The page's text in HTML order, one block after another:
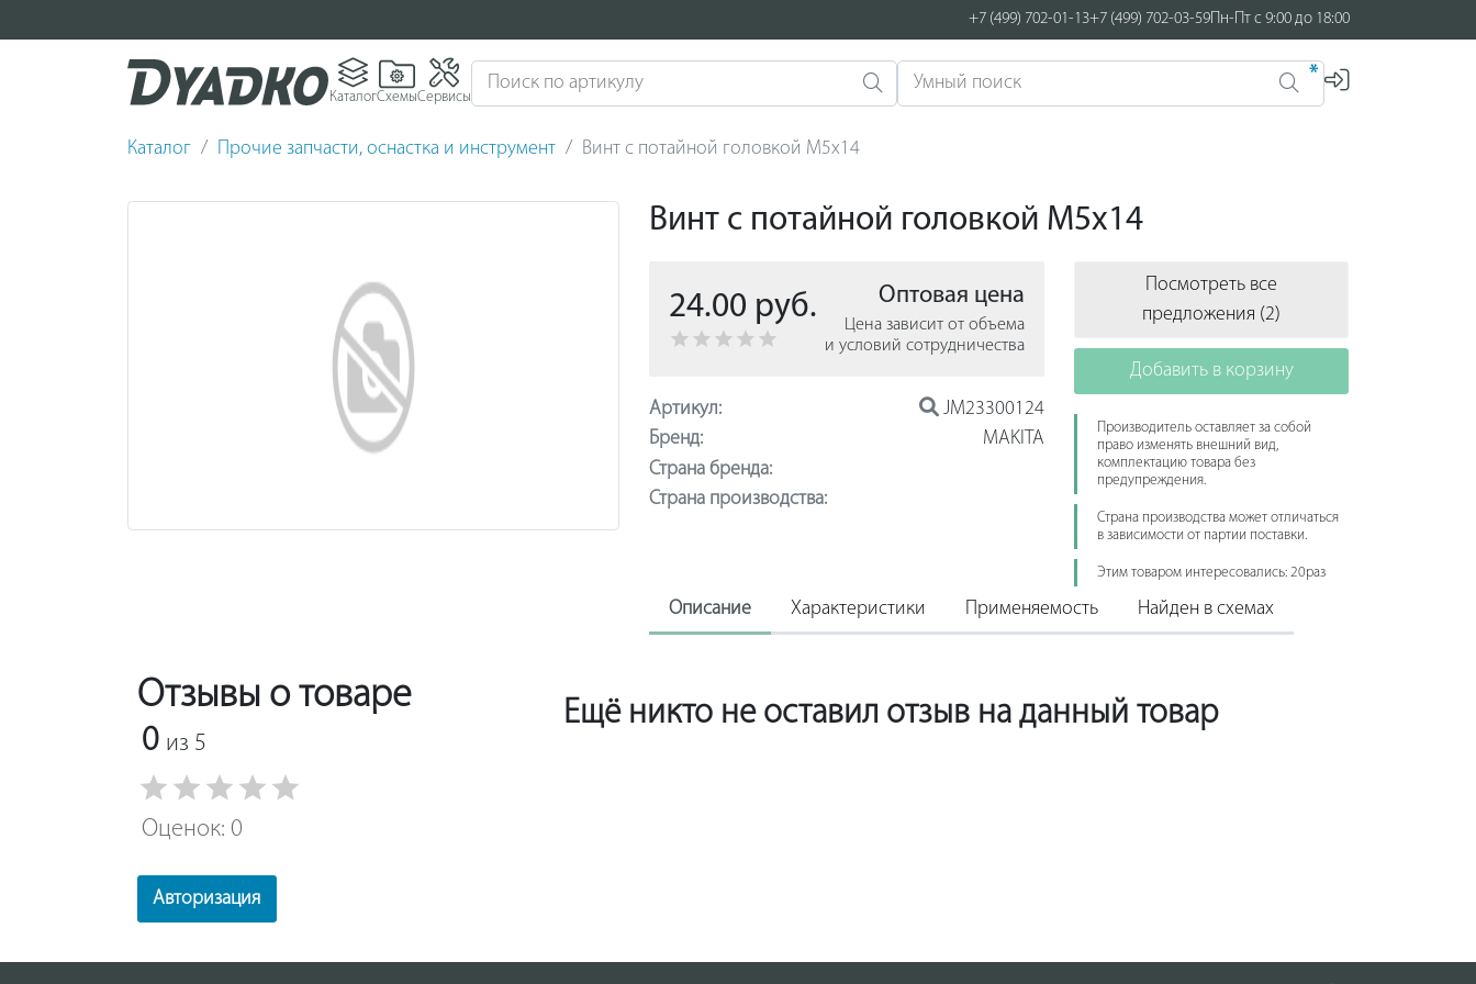
+7 (499) 702-01-13+7 (499) 702-03-59Пн-Пт с 9:00 до 18:00
КаталогСхемыСервисы
*
Каталог Прочие запчасти, оснастка и инструмент Винт с потайной головкой M5х14
Винт с потайной головкой M5х14
24.00 руб. Оптовая цена
Цена зависит от объема
и условий сотрудничества
Артикул:
JM23300124
Бренд:
MAKITA
Страна бренда:
Страна производства:
Посмотреть все
предложения (2)
Добавить в корзину
Производитель оставляет за собой
право изменять внешний вид,
комплектацию товара без
предупреждения.
Страна производства может отличаться
в зависимости от партии поставки.
Этим товаром интересовались: 20раз
Описание Характеристики Применяемость Найден в схемах
Отзывы о товаре
0 из 5
Оценок: 0
Авторизация
Ещё никто не оставил отзыв на данный товар